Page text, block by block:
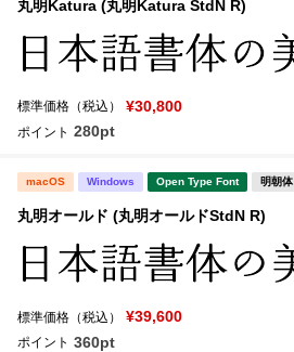
丸明Katura (丸明Katura StdN R)
標準価格（税込） ¥30,800
ポイント 280pt
macOS Windows Open Type Font 明朝体
丸明オールド (丸明オールドStdN R)
標準価格（税込） ¥39,600
ポイント 360pt